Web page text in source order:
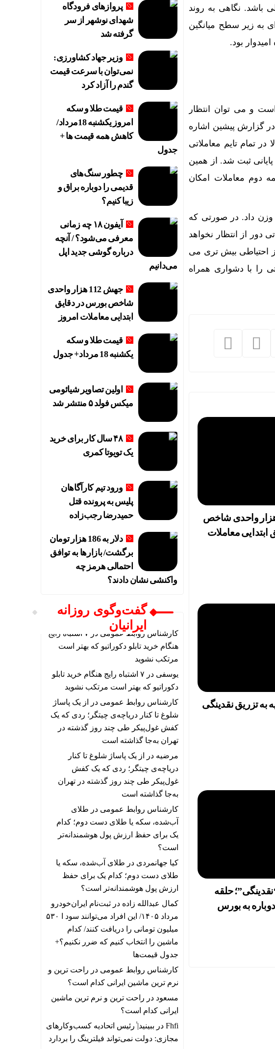
کند
باشد. نگاهی به روند
می دهد که مادامی که میانگین متحرک ۲۵ دوره ای به زیر سطح میانگین
و می توان انتظار
گزارش پیشین اشاره
تمام تایم معاملاتی
پایانی ثبت شد. از همین
دوم معاملات امکان
وزن داد. در صورتی که
از انتظار نخواهد
احتیاطی بیش تری می
را با دشواری همراه
112 هزار واحدی شاخص
ابتدایی معاملات
به تزریق نقدینگی
حلقه
به بورس
پروازهای فرودگاه
شهدای نوشهر از سر
گرفته شد
وزیر جهاد کشاورزی:
نمی‌توان با سرعت قیمت
گندم را آزاد کرد
قیمت طلا و سکه
امروز یکشنبه 18مرداد/
کاهش همه قیمت ها +
جدول
چطور سنگ‌های
قدیمی را دوباره براق و
زیبا کنیم؟
آیفون ۱۸ چه زمانی
معرفی می‌شود؟ / آنچه
درباره گوشی جدید اپل
می‌دانیم
جهش 112 هزار واحدی
شاخص بورس در دقایق
ابتدایی معاملات امروز
قیمت طلا و سکه
یکشنبه 18 مرداد+ جدول
اولین تصاویر شیائومی
میکس فولد ۵ منتشر شد
۴۸ سال کار برای خرید
یک تویوتا کمری
ورود تیم کارآگاهان
پلیس به پرونده قتل
حمیدرضا رجب‌زاده
دلار به 186 هزار تومان
برگشت/ بازارها به توافق
احتمالی هرمز چه
واکنشی نشان دادند؟
گفت‌وگوی روزانه
ایرانیان
کارشناس روابط عمومی در
۷ اشتباه رایج
هنگام خرید تابلو دکوراتیو که بهتر است
مرتکب نشوید
یوسفی در
۷ اشتباه رایج هنگام خرید تابلو
دکوراتیو که بهتر است مرتکب نشوید
کارشناس روابط عمومی در
از یک پاساژ
شلوغ تا کنار دریاچه‌ی چیتگر؛ ردی که یک
کفش غول‌پیکر طی چند روز گذشته در
تهران به‌جا گذاشته است
مرضیه در
از یک پاساژ شلوغ تا کنار
دریاچه‌ی چیتگر؛ ردی که یک کفش
غول‌پیکر طی چند روز گذشته در تهران
به‌جا گذاشته است
کارشناس روابط عمومی در طلای
آب‌شده، سکه یا طلای دست دوم؛ کدام
یک برای حفظ ارزش پول هوشمندانه‌تر
است؟
کیا جهانمردی در طلای آب‌شده، سکه یا
طلای دست دوم؛ کدام یک برای حفظ
ارزش پول هوشمندانه‌تر است؟
کمال عبدالله زاده در ثبت‌نام ایران‌خودرو
مرداد ۱۴۰۵/ این افراد می‌توانند سود ا ۵۳۰
میلیون تومانی را دریافت کنند/ کدام
ماشین را انتخاب کنیم که ضرر نکنیم؟+
جدول قیمت‌ها
کارشناس روابط عمومی در راحت ترین و
نرم ترین ماشین ایرانی کدام است؟
مسعود در راحت ترین و نرم ترین ماشین
ایرانی کدام است؟
Fhfiدر ببینید| ٰرئیس اتحادیه کسب‌وکارهای
مجازی: دولت نمی‌تواند فیلترینگ را بردارد